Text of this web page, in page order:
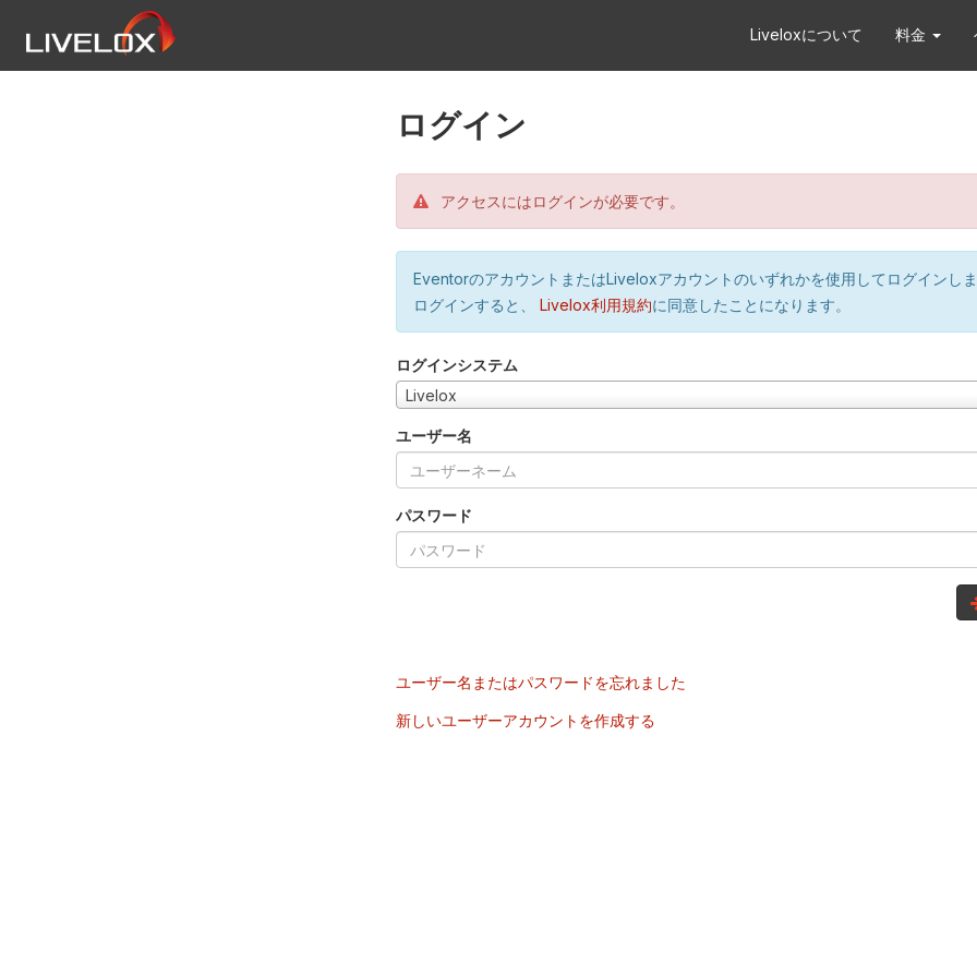
Liveloxについて 料金
ログイン
アクセスにはログインが必要です。
EventorのアカウントまたはLiveloxアカウントのいずれかを使用してログインし
ログインすると、
Livelox利用規約に同意したことになります。
ログインシステム
Livelox
ユーザー名
パスワード
ユーザー名またはパスワードを忘れました
新しいユーザーアカウントを作成する